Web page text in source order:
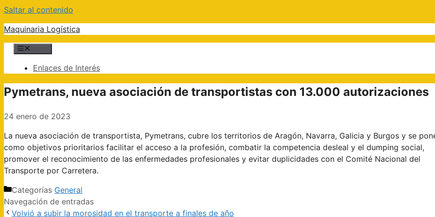
Saltar al contenido
Maquinaria Logística
Enlaces de Interés
Pymetrans, nueva asociación de transportistas con 13.000 autorizaciones
24 enero de 2023
La nueva asociación de transportista, Pymetrans, cubre los territorios de Aragón, Navarra, Galicia y Burgos y se
como objetivos prioritarios facilitar el acceso a la profesión, combatir la competencia desleal y el dumping social,
promover el reconocimiento de las enfermedades profesionales y evitar duplicidades con el Comité Nacional del
Transporte por Carretera.
Categorías General
Navegación de entradas
Volvió a subir la morosidad en el transporte a finales de año